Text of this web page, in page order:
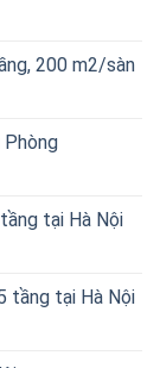
200 m2/sàn
Phòng
tại Hà Nội
tầng tại Hà Nội